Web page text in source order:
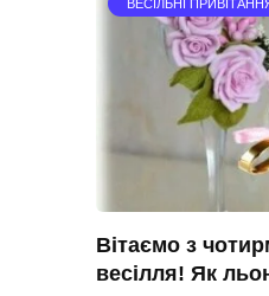
ВЕСІЛЬНІ
Вітаємо з
весілля! Як